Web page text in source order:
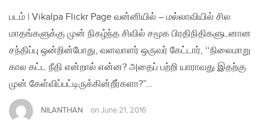
படம் | Vikalpa Flickr Page வன்னியில் – மல்லாவியில் சில
மாதங்களுக்கு முன் நிகழ்ந்த சிவில் சமூக பிரதிநிதிகளுடனான
சந்திப்பு ஒன்றின்போது, வளவாளர் ஒருவர் கேட்டார், ‘‘நிலைமாறு
கால கட்ட நீதி என்றால் என்ன? அதைப் பற்றி யாராவது இதற்கு
முன் கேள்விப்பட்டிருக்கின்றீர்களா?”…
NILANTHAN on June 21, 2016